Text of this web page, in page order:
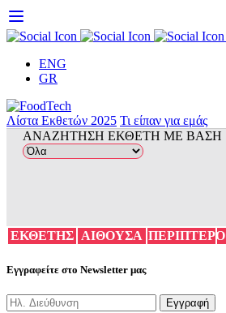
Skip
to
content
ENG
GR
Λίστα Εκθετών 2025 Τι είπαν για εμάς
ΑΝΑΖΗΤΗΣΗ ΕΚΘΕΤΗ ΜΕ ΒΑΣΗ
ΕΚΘΕΤΗΣ ΑΙΘΟΥΣΑ ΠΕΡΙΠΤΕΡΟ
Εγγραφείτε στο Newsletter μας